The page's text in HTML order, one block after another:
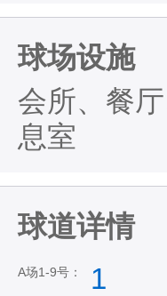
球场设施
会所、餐
息室
球道详情
A场1-9号：
1